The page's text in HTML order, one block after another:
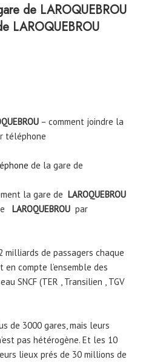
de LAROQUEBROU
LAROQUEBROU
– comment joindre la
téléphone
de la gare de
la gare de LAROQUEBROU
LAROQUEBROU par
milliards de passagers chaque
compte l’ensemble des
SNCF (TER , Transilien , TGV
de 3000 gares, mais leurs
pas hétérogène. Et les 10
lieux prés de 30 millions de